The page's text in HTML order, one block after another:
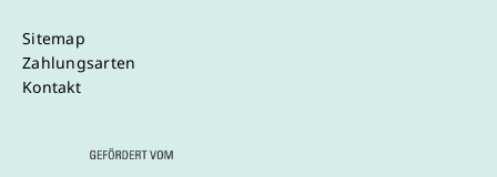
Sitemap
Zahlungsarten
Kontakt